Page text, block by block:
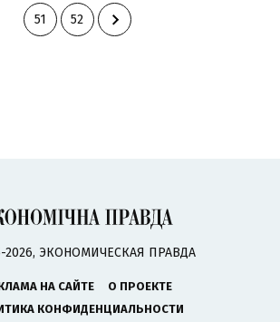
51 52
2026, ЭКОНОМИЧЕСКАЯ ПРАВДА
НА САЙТЕ
О ПРОЕКТЕ
КОНФИДЕНЦИАЛЬНОСТИ